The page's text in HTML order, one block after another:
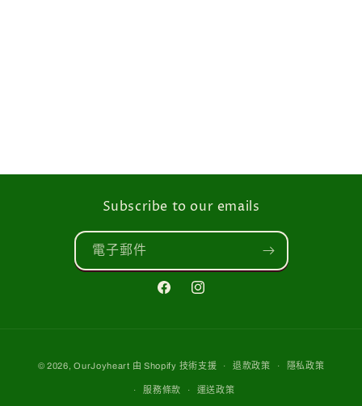
Subscribe to our emails
電子郵件
FacebookInstagram
款
方
© 2026,OurJoyheart 由 Shopify 技術支援 退款政策 隱私政策
服務條款 運送政策